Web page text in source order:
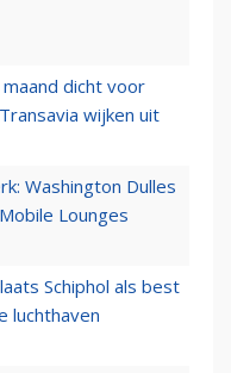
dicht voor
wijken uit
Washington Dulles
Lounges
Schiphol als best
luchthaven